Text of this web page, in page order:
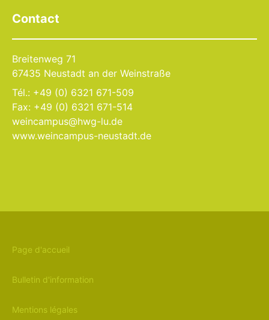
Contact
Breitenweg 71
67435 Neustadt an der Weinstraße
Tél.: +49 (0) 6321 671-509
Fax: +49 (0) 6321 671-514
weincampus@hwg-lu.de
www.weincampus-neustadt.de
Page d'accueil
Bulletin d'information
Mentions légales